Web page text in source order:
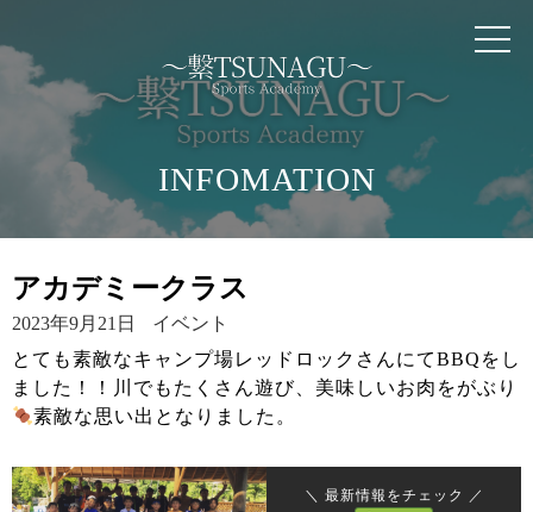
RESSON
INSTRUCTOR
PRICE
QUESTION
INFOMATION
SUPPORTER
INFOMATION
アカデミークラス
2023年9月21日
イベント
とても素敵なキャンプ場レッドロックさんにてBBQをし
ました！！川でもたくさん遊び、美味しいお肉をがぶり
素敵な思い出となりました。
＼ 最新情報をチェック ／